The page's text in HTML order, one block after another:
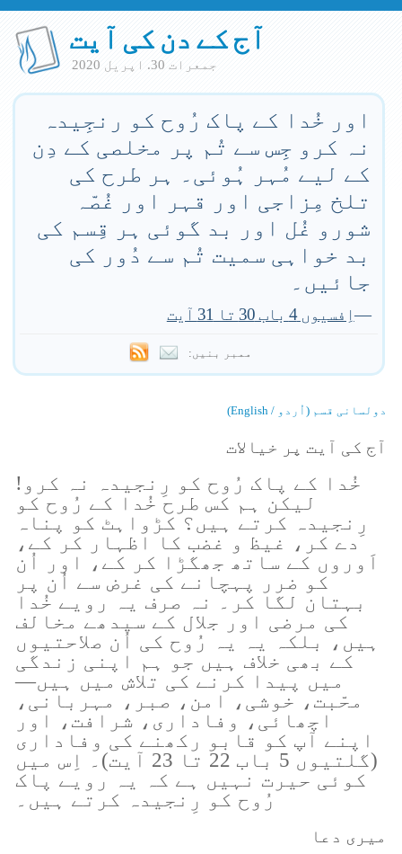
آج کے دن کی آیت
جمعرات 30. اپريل 2020
اور خُدا کے پاک رُوح کو رنجِیدہ
نہ کرو جِس سے تُم پر مخلصی کے دِن
کے لیے مُہر ہُوئی۔ ہر طرح کی
تلخ مِزاجی اور قہر اور غُصّہ
شورو غُل اور بد گوئی ہر قِسم کی
بد خواہی سمیت تُم سے دُور کی
جائیں۔
—اِفسیوں 4 باب 30 تا 31 آیت
ممبر بنیں:
دولسانی قسم (اُردو / English)
آج کی آیت پر خیالات
خُدا کے پاک رُوح کو رِنجیدہ نہ کرو!
لیکن ہم کس طرح خُدا کے رُوح کو
رِنجیدہ کرتے ہیں؟ کڑواہٹ کو پناہ
دے کر، غیظ و غضب کا اظہار کر کے،
اَوروں کے ساتھ جھگڑا کر کے، اور اُن
کو ضرر پہچانے کی غرض سے اُن پر
بہتان لگا کر۔ نہ صرف یہ رویے خُدا
کی مرضی اور جلال کے سیدھے مخالف
ہیں، بلکہ یہ یہ رُوح کی اُن صلاحتیوں
کے بھی خلاف ہیں جو ہم اپنی زندگی
میں پیدا کرنے کی تلاش میں ہیں—
محّبت، خوشی، امن، صبر، مہربانی،
اچھائی، وفاداری، شرافت، اور
اپنے آپ کو قابو رکھنے کی وفاداری
(گلتیوں 5 باب 22 تا 23 آیت)۔ اِس میں
کوئی حیرت نہیں ہے کہ یہ رویے پاک
رُوح کو رِنجیدہ کرتے ہیں۔
میری دعا